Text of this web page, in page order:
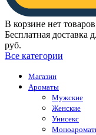
В корзине нет
Бесплатная доставка
руб.
Все категории
Магазин
Ароматы
Мужские
Женские
Унисекс